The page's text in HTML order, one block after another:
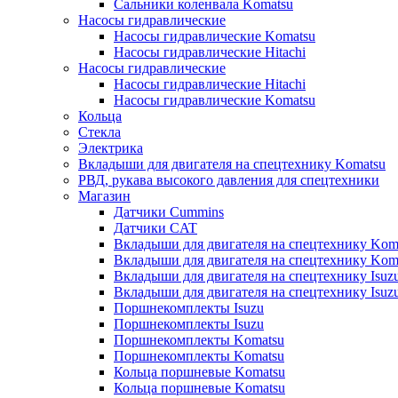
Сальники коленвала Komatsu
Насосы гидравлические
Насосы гидравлические Komatsu
Насосы гидравлические Hitachi
Насосы гидравлические
Насосы гидравлические Hitachi
Насосы гидравлические Komatsu
Кольца
Стекла
Электрика
Вкладыши для двигателя на спецтехнику Komatsu
РВД, рукава высокого давления для спецтехники
Магазин
Датчики Cummins
Датчики CAT
Вкладыши для двигателя на спецтехнику
Вкладыши для двигателя на спецтехнику
Вкладыши для двигателя на спецтехнику
Вкладыши для двигателя на спецтехнику
Поршнекомплекты Isuzu
Поршнекомплекты Isuzu
Поршнекомплекты Komatsu
Поршнекомплекты Komatsu
Кольца поршневые Komatsu
Кольца поршневые Komatsu